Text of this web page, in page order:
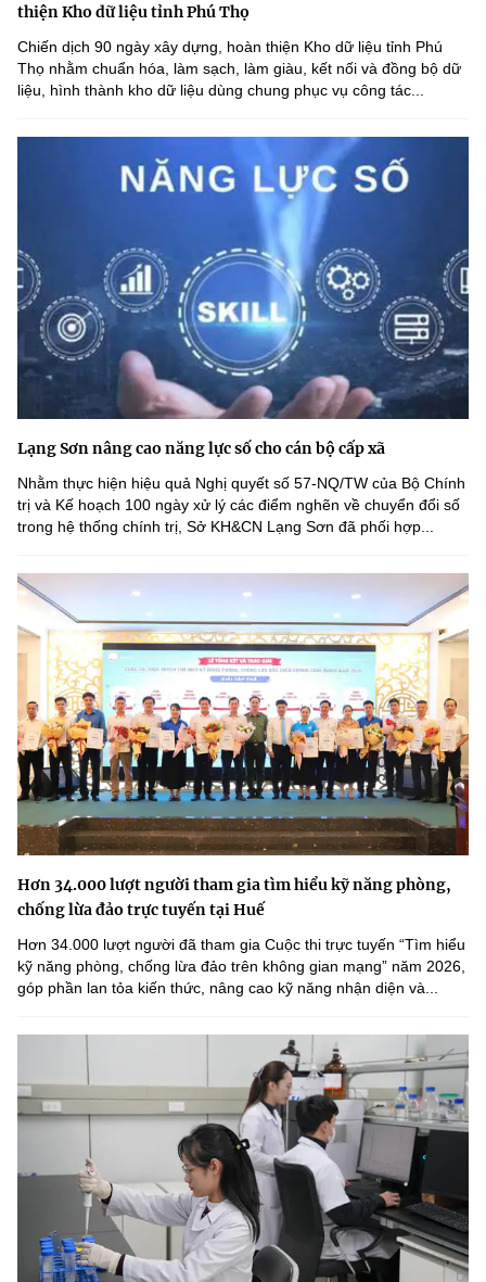
thiện Kho dữ liệu tỉnh Phú Thọ
Chiến dịch 90 ngày xây dựng, hoàn thiện Kho dữ liệu tỉnh Phú
Thọ nhằm chuẩn hóa, làm sạch, làm giàu, kết nối và đồng bộ dữ
liệu, hình thành kho dữ liệu dùng chung phục vụ công tác...
Lạng Sơn nâng cao năng lực số cho cán bộ cấp xã
Nhằm thực hiện hiệu quả Nghị quyết số 57-NQ/TW của Bộ Chính
trị và Kế hoạch 100 ngày xử lý các điểm nghẽn về chuyển đổi số
trong hệ thống chính trị, Sở KH&CN Lạng Sơn đã phối hợp...
Hơn 34.000 lượt người tham gia tìm hiểu kỹ năng phòng,
chống lừa đảo trực tuyến tại Huế
Hơn 34.000 lượt người đã tham gia Cuộc thi trực tuyến “Tìm hiểu
kỹ năng phòng, chống lừa đảo trên không gian mạng” năm 2026,
góp phần lan tỏa kiến thức, nâng cao kỹ năng nhận diện và...